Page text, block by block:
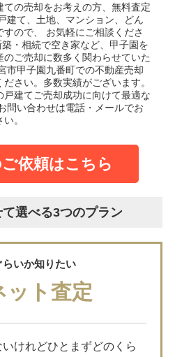
ての売却をお考えの方、無料査定
建て、土地、マンション、どん
ので、 お気軽にご相談くださ
・相続で空き家など、甲子園を
ご売却に数多く関わらせていた
市甲子園九番町での不動産売却
さい。多数実績がございます。
建てご売却成功に向けて最適な
問い合わせは電話・メールでお
。
依頼はこちら
選べる3つのプラン
らいか知りたい
ット査定
けれどひとまずどのくら